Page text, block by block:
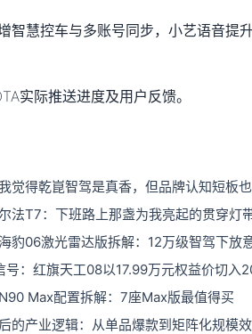
智慧控车与多账号同步，小艺语音提
实际推送进度及用户反馈。
觉得乾崑智驾是真香，但品牌认知短板
法T7：下班路上那盏为我亮起的贯穿灯
豹06激光雷达版拆解：12万级智驾下放
号：红旗天工08以17.99万元权益价切入
Max配置拆解：7座Max版最值得买
的产业逻辑：从单品爆款到矩阵化规模